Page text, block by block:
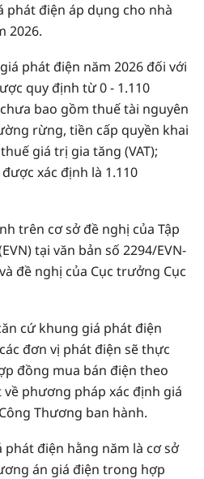
phát điện áp dụng cho nhà
2026.
phát điện năm 2026 đối với
quy định từ 0 - 1.110
bao gồm thuế tài nguyên
rừng, tiền cấp quyền khai
giá trị gia tăng (VAT);
xác định là 1.110
trên cơ sở đề nghị của Tập
tại văn bản số 2294/EVN-
đề nghị của Cục trưởng Cục
cứ khung giá phát điện
đơn vị phát điện sẽ thực
đồng mua bán điện theo
phương pháp xác định giá
Thương ban hành.
điện hằng năm là cơ sở
án giá điện trong hợp